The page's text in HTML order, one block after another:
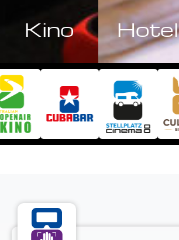
Kino Hotel